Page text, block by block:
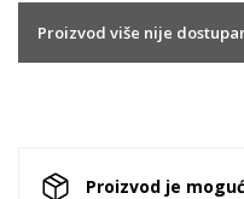
Proizvod više nije
Proizvod je